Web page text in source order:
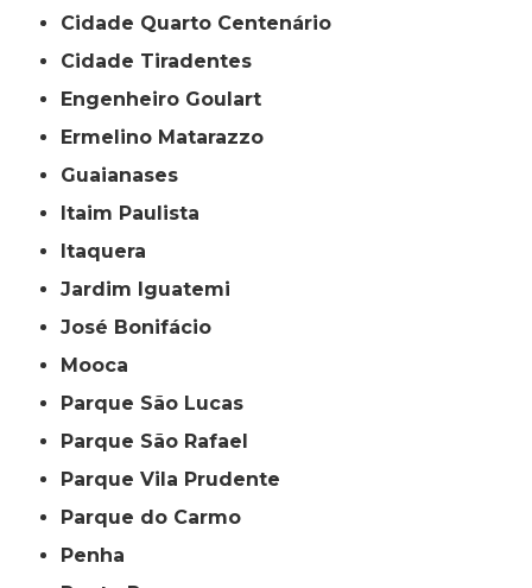
Cidade Quarto Centenário
Cidade Tiradentes
Engenheiro Goulart
Ermelino Matarazzo
Guaianases
Itaim Paulista
Itaquera
Jardim Iguatemi
José Bonifácio
Mooca
Parque São Lucas
Parque São Rafael
Parque Vila Prudente
Parque do Carmo
Penha